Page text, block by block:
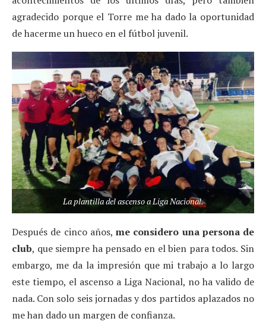
agradecido porque el Torre me ha dado la oportunidad
de hacerme un hueco en el fútbol juvenil.
La plantilla del ascenso a Liga Nacional.
Después de cinco años, me considero una persona de
club, que siempre ha pensado en el bien para todos. Sin
embargo, me da la impresión que mi trabajo a lo largo
este tiempo, el ascenso a Liga Nacional, no ha valido de
nada. Con solo seis jornadas y dos partidos aplazados no
me han dado un margen de confianza.